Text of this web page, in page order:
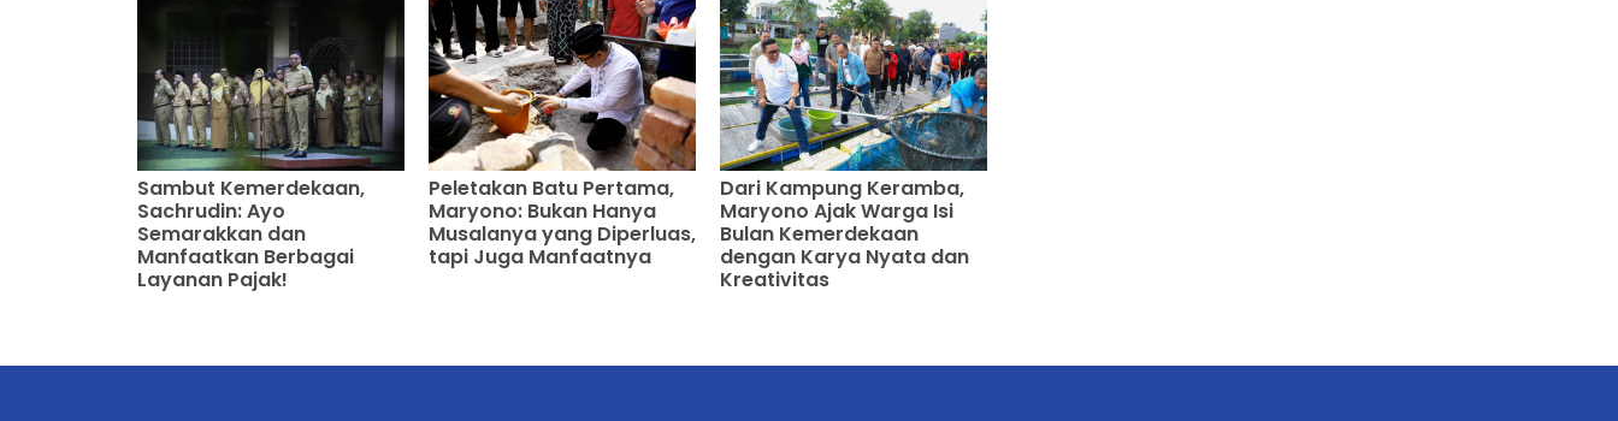
Sambut Kemerdekaan,
Sachrudin: Ayo
Semarakkan dan
Manfaatkan Berbagai
Layanan Pajak!
Peletakan Batu Pertama,
Maryono: Bukan Hanya
Musalanya yang Diperluas,
tapi Juga Manfaatnya
Dari Kampung Keramba,
Maryono Ajak Warga Isi
Bulan Kemerdekaan
dengan Karya Nyata dan
Kreativitas